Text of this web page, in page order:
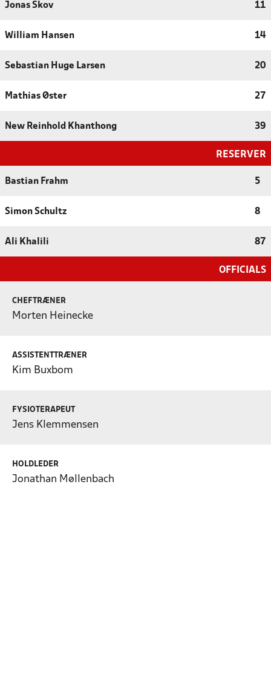
Jonas Skov 11
William Hansen 14
Sebastian Huge Larsen 20
Mathias Øster 27
New Reinhold Khanthong 39
RESERVER
Bastian Frahm 5
Simon Schultz 8
Ali Khalili 87
OFFICIALS
CHEFTRÆNER
Morten Heinecke
ASSISTENTTRÆNER
Kim Buxbom
FYSIOTERAPEUT
Jens Klemmensen
HOLDLEDER
Jonathan Møllenbach